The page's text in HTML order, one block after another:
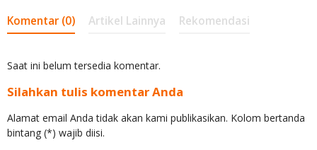
Komentar (0) Artikel Lainnya Rekomendasi
Saat ini belum tersedia komentar.
Silahkan tulis komentar Anda
Alamat email Anda tidak akan kami publikasikan. Kolom bertanda
bintang (*) wajib diisi.